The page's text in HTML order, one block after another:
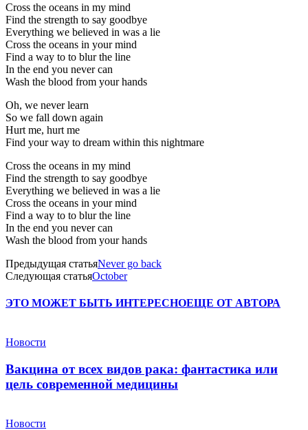
Cross the oceans in my mind
Find the strength to say goodbye
Everything we believed in was a lie
Cross the oceans in your mind
Find a way to to blur the line
In the end you never can
Wash the blood from your hands
Oh, we never learn
So we fall down again
Hurt me, hurt me
Find your way to dream within this nightmare
Cross the oceans in my mind
Find the strength to say goodbye
Everything we believed in was a lie
Cross the oceans in your mind
Find a way to to blur the line
In the end you never can
Wash the blood from your hands
Предыдущая статьяNever go back
Следующая статьяOctober
ЭТО МОЖЕТ БЫТЬ ИНТЕРЕСНОЕЩЕ ОТ АВТОРА
Новости
Вакцина от всех видов рака: фантастика или
цель современной медицины
Новости